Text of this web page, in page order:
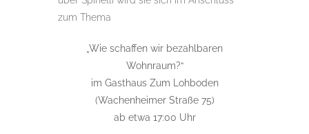
zum Thema
„Wie schaffen wir bezahlbaren
Wohnraum?“
im Gasthaus Zum Lohboden
(Wachenheimer Straße 75)
ab etwa 17:00 Uhr